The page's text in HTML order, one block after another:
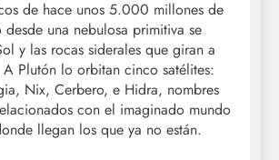
de hace unos 5.000 millones de
una nebulosa primitiva se
y las rocas siderales que giran a
Plutón lo orbitan cinco satélites:
Nix, Cerbero, e Hidra, nombres
con el imaginado mundo
llegan los que ya no están.